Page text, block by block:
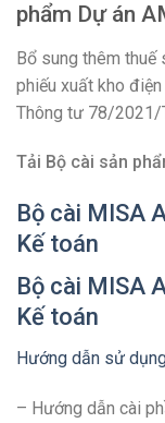
phẩm Dự án
Bổ sung thêm thuế
phiếu xuất kho
Thông tư 78/2021/
Tải Bộ cài sản
Bộ cài MISA
Kế toán
Bộ cài MISA
Kế toán
Hướng dẫn sử
– Hướng dẫn cài